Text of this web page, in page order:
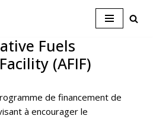
Fuels
(AFIF)
de financement de
à encourager le